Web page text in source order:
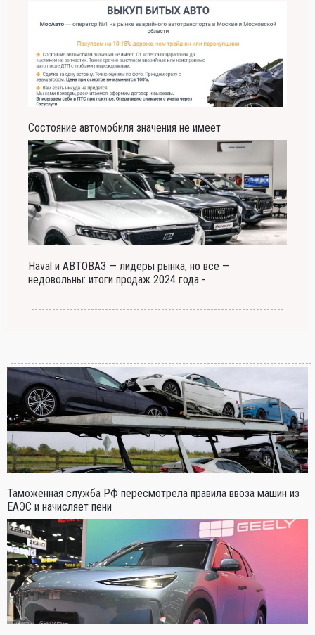
Состояние автомобиля значения не имеет
Haval и АВТОВАЗ — лидеры рынка, но все —
недовольны: итоги продаж 2024 года -
Таможенная служба РФ пересмотрела правила ввоза машин из
ЕАЭС и начисляет пени